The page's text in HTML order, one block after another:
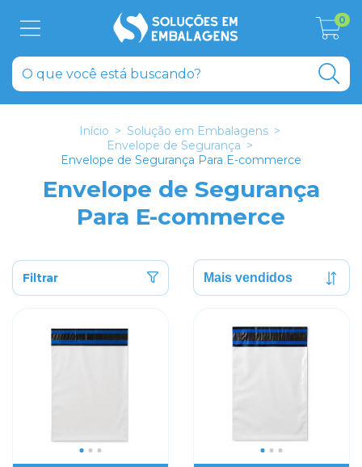
0
Início > Solução em Embalagens >
Envelope de Segurança >
Envelope de Segurança Para E-commerce
Envelope de Segurança
Para E-commerce
Filtrar